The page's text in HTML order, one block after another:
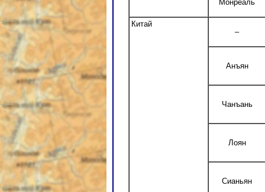
Монреаль
Китай
–
Анъян
Чанъань
Лоян
Сианьян